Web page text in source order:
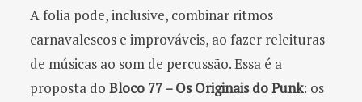
A folia pode, inclusive, combinar ritmos
carnavalescos e improváveis, ao fazer releituras
de músicas ao som de percussão. Essa é a
proposta do Bloco 77 – Os Originais do Punk: os